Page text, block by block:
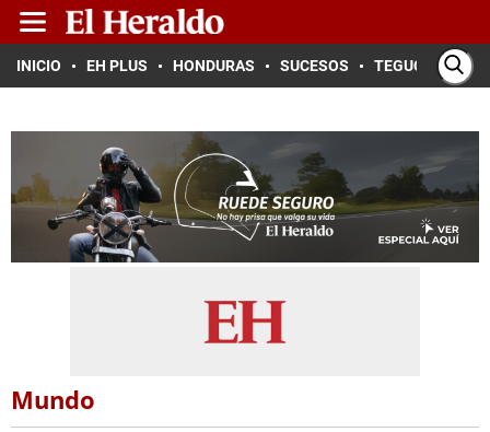
INICIO EH PLUS HONDURAS SUCESOS TEGUCIGALPA
Mundo